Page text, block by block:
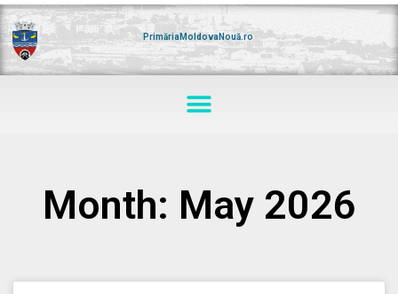
Skip
to
content
PrimăriaMoldovaNouă.ro
Menu
Month: May 2026